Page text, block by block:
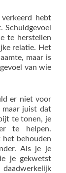
hebt
Schuldgevoel
te herstellen
relatie. Het
maar is
van wie
er niet voor
juist dat
te tonen, je
te helpen.
het behouden
Als je je
je gekwetst